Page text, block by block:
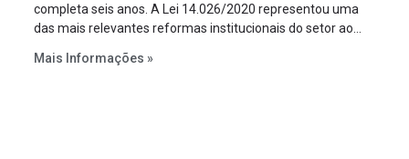
completa seis anos. A Lei 14.026/2020 representou uma
das mais relevantes reformas institucionais do setor ao
serviços, ampliar a participação da iniciativa privada,
Mais Informações »